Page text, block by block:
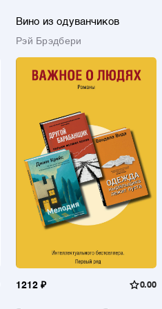
Вино из одуванчиков
Рэй Брэдбери
1212 ₽ 0.00